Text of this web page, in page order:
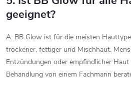
geeignet?
A: BB Glow ist für die meisten
trockener, fettiger und Mischhaut.
Entzündungen oder empfindlicher
Behandlung von einem Fachmann